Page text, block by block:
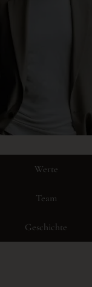
Werte
Team
Geschichte